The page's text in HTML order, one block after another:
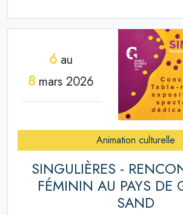
6 au
8 mars 2026
Animation culturelle
SINGULIÈRES -
FÉMININ AU PAYS DE
SAND